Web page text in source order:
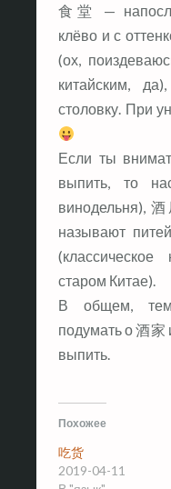
食堂 —
клёво и с
(ох,
китайским,
столовку. При
Если ты
выпить, то
винодельня),
называют
старом Китае).
В общем,
подумать о 酒家
выпить.
Похожее
吃货
2019-04-11